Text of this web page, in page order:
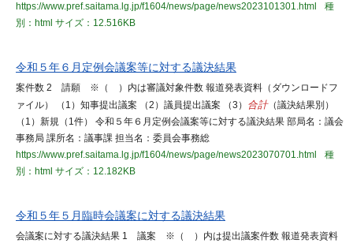
https://www.pref.saitama.lg.jp/f1604/news/page/news2023101301.html
種
別：html サイズ：12.516KB
令和５年６月定例会議案等に対する議決結果
案件数 2 請願 ※（ ）内は審議対象件数 報道発表資料（ダウンロードフ
ァイル） （1）知事提出議案 （2）議員提出議案 （3） 合計（議決結果別）
（1）新規（1件） 令和５年６月定例会議案等に対する議決結果 部局名：議会
事務局 課所名：議事課 担当名：委員会事務総
https://www.pref.saitama.lg.jp/f1604/news/page/news2023070701.html
種
別：html サイズ：12.182KB
令和５年５月臨時会議案に対する議決結果
会議案に対する議決結果 1 議案 ※（ ）内は提出議案件数 報道発表資料